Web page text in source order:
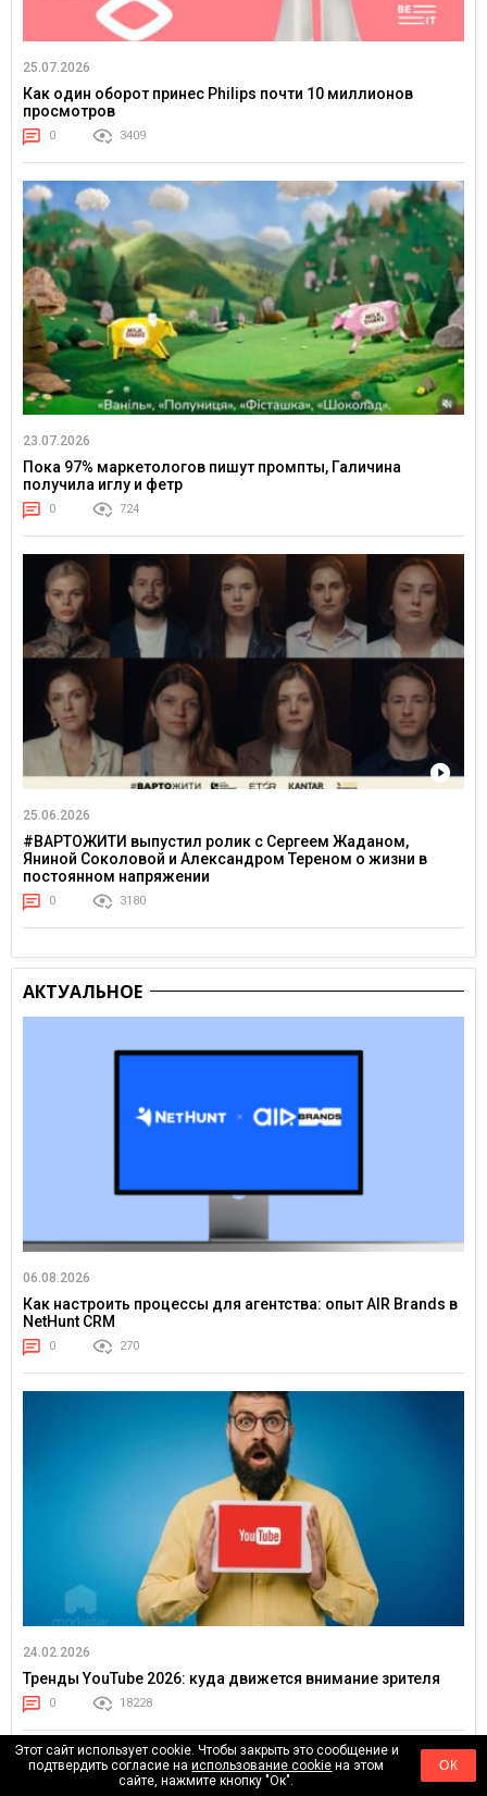
25.07.2026
Как один оборот принес Philips почти 10 миллионов
просмотров
0 3409
23.07.2026
Пока 97% маркетологов пишут промпты, Галичина
получила иглу и фетр
0 724
25.06.2026
#ВАРТОЖИТИ выпустил ролик с Сергеем Жаданом,
Яниной Соколовой и Александром Тереном о жизни в
постоянном напряжении
0 3180
АКТУАЛЬНОЕ
06.08.2026
Как настроить процессы для агентства: опыт AIR Brands в
NetHunt CRM
0 270
24.02.2026
Тренды YouTube 2026: куда движется внимание зрителя
0 18228
Этот сайт использует cookie. Чтобы закрыть это сообщение и
подтвердить согласие наиспользование cookie на этом
сайте, нажмите кнопку "Ок".
ОК